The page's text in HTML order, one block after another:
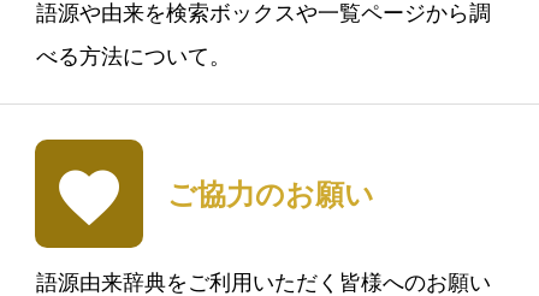
語源や由来を検索ボックスや一覧ページから調
べる方法について。
ご協力のお願い
語源由来辞典をご利用いただく皆様へのお願い